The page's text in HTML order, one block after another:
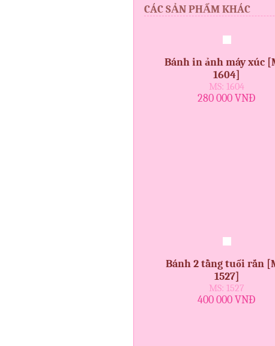
CÁC SẢN PHẨM KHÁC
Bánh in ảnh máy xúc
1604]
MS: 1604
280 000 VNĐ
Bánh 2 tầng tuổi rắn
1527]
MS: 1527
400 000 VNĐ